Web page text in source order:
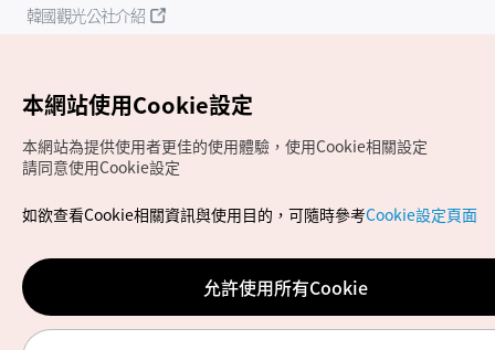
韓國觀光公社介紹
Copyrights (c) 韓國觀光公社版權所有
如有相關疑問或建議，歡迎來信至官方信箱
chinese_big5@knto.or.kr
本網站使用Cookie設定
本網站為提供使用者更佳的使用體驗，使用Cookie相關設定
請同意使用Cookie設定
如欲查看Cookie相關資訊與使用目的，可隨時參考Cookie設定頁面
允許使用所有Cookie